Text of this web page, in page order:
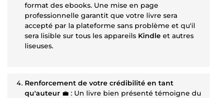
format des ebooks. Une mise en page
professionnelle garantit que votre livre sera
accepté par la plateforme sans problème et qu'il
sera lisible sur tous les appareils Kindle et autres
liseuses.
Renforcement de votre crédibilité en tant
qu'auteur 💼 : Un livre bien présenté témoigne du